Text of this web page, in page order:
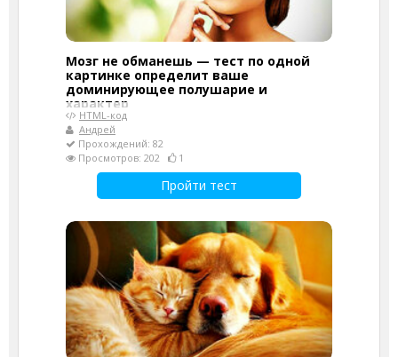
Мозг не обманешь — тест по одной
картинке определит ваше
доминирующее полушарие и
характер
HTML-код
Андрей
Прохождений: 82
Просмотров: 202
1
Пройти тест